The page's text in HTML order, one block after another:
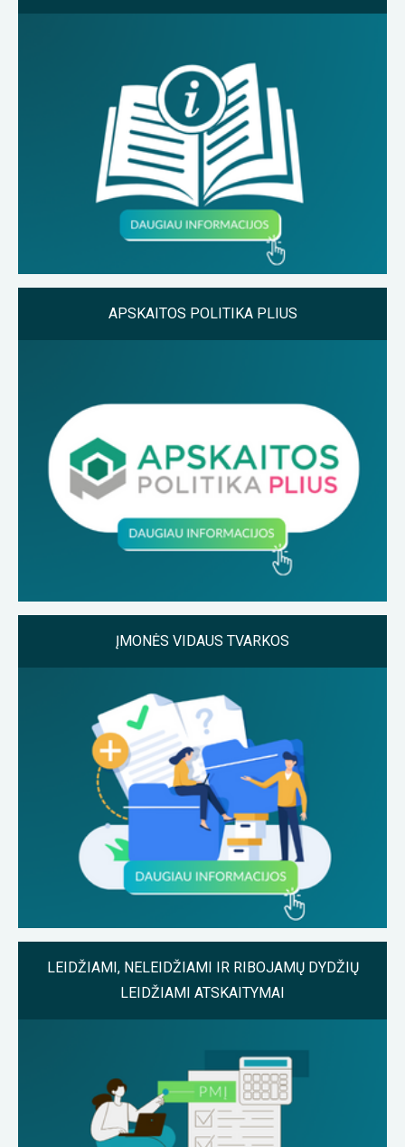
APSKAITOS POLITIKA PLIUS
ĮMONĖS VIDAUS TVARKOS
LEIDŽIAMI, NELEIDŽIAMI IR RIBOJAMŲ DYDŽIŲ
LEIDŽIAMI ATSKAITYMAI